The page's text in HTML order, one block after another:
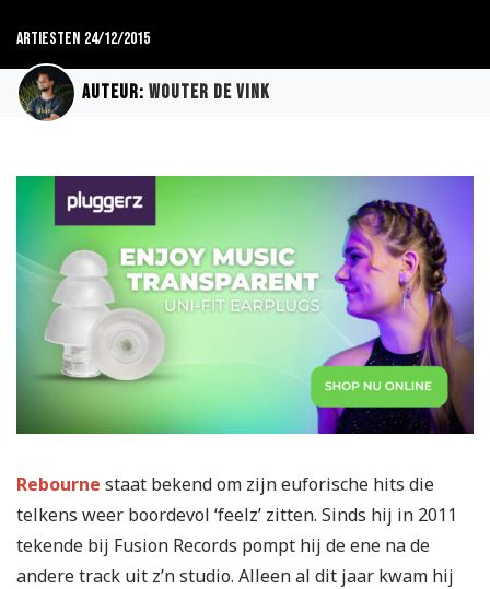
Artiesten 24/12/2015
Auteur: Wouter de Vink
Rebourne staat bekend om zijn euforische hits die
telkens weer boordevol ‘feelz’ zitten. Sinds hij in 2011
tekende bij Fusion Records pompt hij de ene na de
andere track uit z’n studio. Alleen al dit jaar kwam hij